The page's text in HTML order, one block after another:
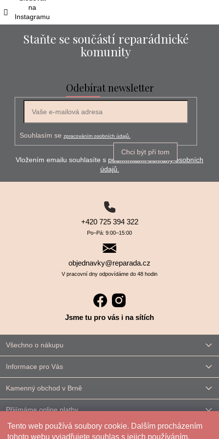
Tento web používá soubory cookie. Dalším procházením
tohoto webu vyjadřujete souhlas s jejich používáním.
na
Instagramu
Staňte se součástí reparádnické
komunity
Odebírat newsletter
Souhlasím se zpracováním osobních údajů.
Chci být při tom
Vložením emailu souhlasíte s podmínkami ochrany osobních
údajů.
+420 725 394 322
Po–⁠⁠⁠⁠⁠⁠Pá: 9:00–⁠⁠⁠⁠⁠⁠15:00
objednavky@reparada.cz
V pracovní dny odpovídáme do 48 hodin
Jsme tu pro vás i na sítích
Všechno o nákupu
Informace pro Vás
Kamenný obchod v Brně
Přijímáme online platby
Kontakt